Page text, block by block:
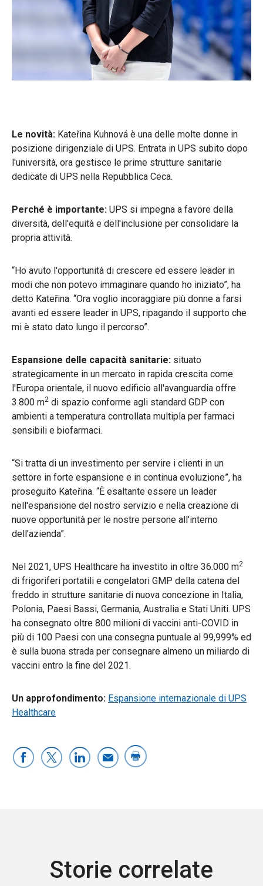
Le novità: Kateřina Kuhnová è una delle molte donne in
posizione dirigenziale di UPS. Entrata in UPS subito dopo
l'università, ora gestisce le prime strutture sanitarie
dedicate di UPS nella Repubblica Ceca.
Perché è importante: UPS si impegna a favore della
diversità, dell'equità e dell'inclusione per consolidare la
propria attività.
“Ho avuto l'opportunità di crescere ed essere leader in
modi che non potevo immaginare quando ho iniziato”, ha
detto Kateřina. “Ora voglio incoraggiare più donne a farsi
avanti ed essere leader in UPS, ripagando il supporto che
mi è stato dato lungo il percorso”.
Espansione delle capacità sanitarie: situato
strategicamente in un mercato in rapida crescita come
l'Europa orientale, il nuovo edificio all'avanguardia offre
3.800 m2 di spazio conforme agli standard GDP con
ambienti a temperatura controllata multipla per farmaci
sensibili e biofarmaci.
“Si tratta di un investimento per servire i clienti in un
settore in forte espansione e in continua evoluzione”, ha
proseguito Kateřina. “È esaltante essere un leader
nell'espansione del nostro servizio e nella creazione di
nuove opportunità per le nostre persone all'interno
dell'azienda”.
Nel 2021, UPS Healthcare ha investito in oltre 36.000 m2
di frigoriferi portatili e congelatori GMP della catena del
freddo in strutture sanitarie di nuova concezione in Italia,
Polonia, Paesi Bassi, Germania, Australia e Stati Uniti. UPS
ha consegnato oltre 800 milioni di vaccini anti-COVID in
più di 100 Paesi con una consegna puntuale al 99,999% ed
è sulla buona strada per consegnare almeno un miliardo di
vaccini entro la fine del 2021.
Un approfondimento: Espansione internazionale di UPS
Healthcare
Storie correlate